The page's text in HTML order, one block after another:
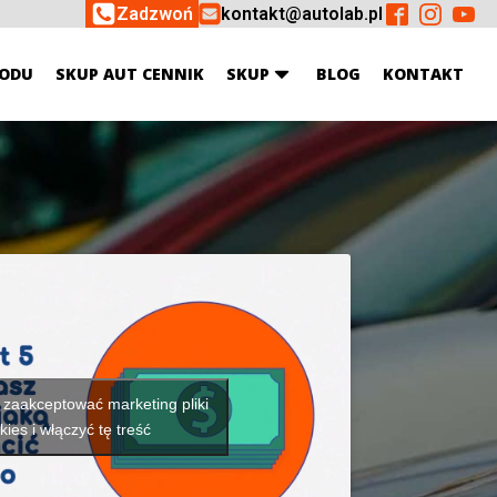
Zadzwoń kontakt@autolab.pl
SKUP AUT CENNIK SKUP BLOG KONTAKT
marketing pliki
i włączyć tę treść